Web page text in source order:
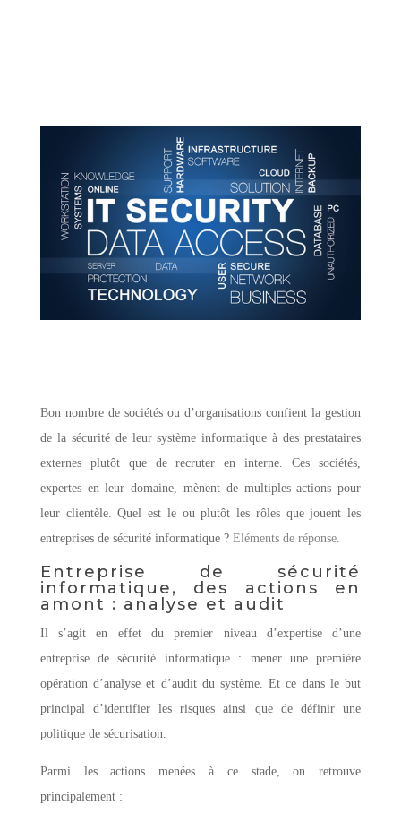
Bon nombre de sociétés ou d’organisations confient la gestion
de la sécurité de leur système informatique à des prestataires
externes plutôt que de recruter en interne. Ces sociétés,
expertes en leur domaine, mènent de multiples actions pour
leur clientèle. Quel est le ou plutôt les rôles que jouent les
entreprises de sécurité informatique ?Eléments de réponse.
Entreprise de sécurité
informatique, des actions en
amont : analyse et audit
Il s’agit en effet du premier niveau d’expertise d’une
entreprise de sécurité informatique : mener une première
opération d’analyse et d’audit du système. Et ce dans le but
principal d’identifier les risques ainsi que de définir une
politique de sécurisation.
Parmi les actions menées à ce stade, on retrouve
principalement :